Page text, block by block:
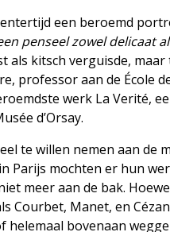
een beroemd
penseel zowel delicaat
als kitsch verguisde,
professor aan de École
werk La Verité,
d’Orsay.
te willen nemen aan de
Parijs mochten er hun
meer aan de bak.
Courbet, Manet, en
bovenaan